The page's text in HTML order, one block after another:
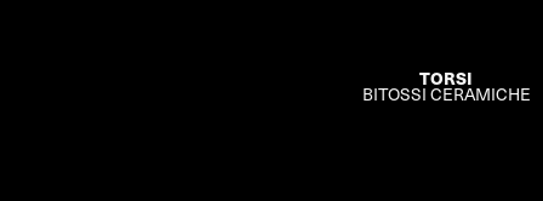
TORSI
BITOSSI CERAMICHE